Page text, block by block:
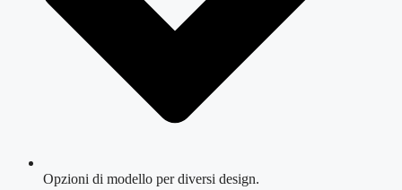
Opzioni di modello per diversi design.